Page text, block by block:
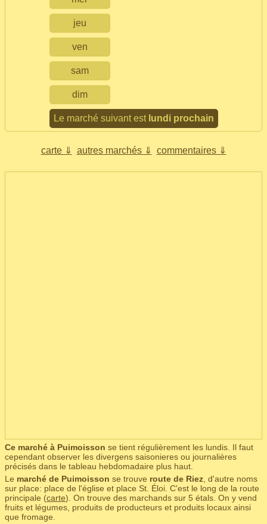
jeu
ven
sam
dim
Le marché suivant est lundi prochain
carte ⇓ autres marchés ⇓ commentaires ⇓
Ce marché à Puimoisson se tient régulièrement les lundis. Il faut
cependant observer les divergens saisonieres ou journalières
précisés dans le tableau hebdomadaire plus haut.
Le marché de Puimoisson se trouve route de Riez , d'autre noms
sur place: place de l'église et place St. Éloi. C'est le long de la route
principale (carte). On trouve des marchands sur 5 étals. On y vend
fruits et légumes, produits de producteurs et produits locaux ainsi
que fromage.